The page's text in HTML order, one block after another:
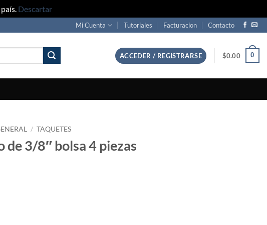
Descartar
Mi Cuenta Tutoriales Facturacion Contacto
ACCEDER / REGISTRARSE $0.00 0
/ TAQUETES
de 3/8″ bolsa 4 piezas